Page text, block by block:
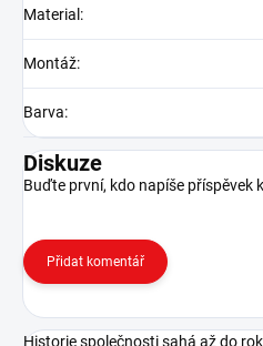
Material :
Montáž:
Barva:
Diskuze
Buďte první, kdo napíše příspěvek
Přidat komentář
Historie společnosti sahá až do